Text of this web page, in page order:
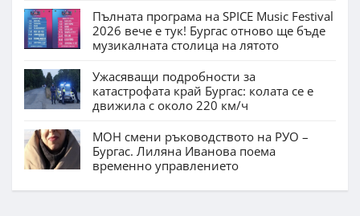
Пълната програма на SPICE Music Festival
2026 вече е тук! Бургас отново ще бъде
музикалната столица на лятото
Ужасяващи подробности за
катастрофата край Бургас: колата се е
движила с около 220 км/ч
МОН смени ръководството на РУО –
Бургас. Лиляна Иванова поема
временно управлението